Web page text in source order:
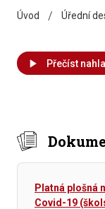
Úvod / Úřední
Přečíst
Platná plošná
Covid-19